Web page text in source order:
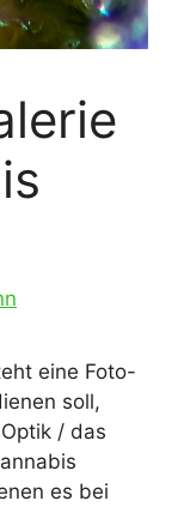
eine Foto-
soll,
/ das
es bei